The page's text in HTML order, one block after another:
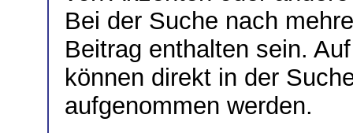
Bei der Suche nach
Beitrag enthalten sein.
können direkt in der
aufgenommen werden.